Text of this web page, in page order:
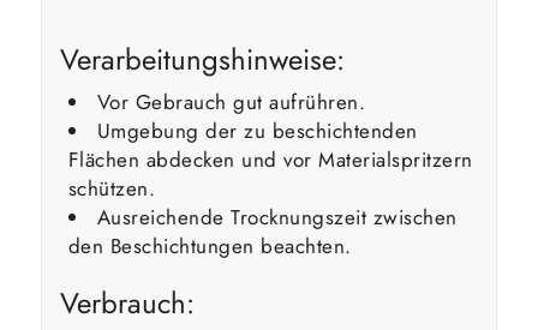
Verarbeitungshinweise:
Vor Gebrauch gut aufrühren.
Umgebung der zu beschichtenden
Flächen abdecken und vor Materialspritzern
schützen.
Ausreichende Trocknungszeit zwischen
den Beschichtungen beachten.
Verbrauch: